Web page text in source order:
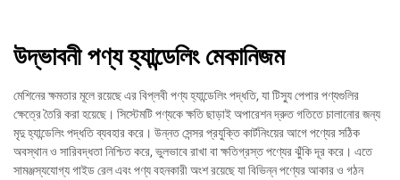
উদ্ভাবনী পণ্য হ্যান্ডেলিং মেকানিজম
মেশিনের ক্ষমতার মূলে রয়েছে এর বিপ্লবী পণ্য হ্যান্ডেলিং পদ্ধতি, যা টিস্যু পেপার পণ্যগুলির
ক্ষেত্রে তৈরি করা হয়েছে। সিস্টেমটি পণ্যকে ক্ষতি ছাড়াই অপারেশন দ্রুত গতিতে চালানোর জন্য
মৃদু হ্যান্ডেলিং পদ্ধতি ব্যবহার করে। উন্নত সেন্সর প্রযুক্তি কার্টনিংয়ের আগে পণ্যের সঠিক
অবস্থান ও সারিবদ্ধতা নিশ্চিত করে, ভুলভাবে রাখা বা ক্ষতিগ্রস্ত পণ্যের ঝুঁকি দূর করে। এতে
সামঞ্জস্যযোগ্য গাইড রেল এবং পণ্য বহনকারী অংশ রয়েছে যা বিভিন্ন পণ্যের আকার ও গঠন